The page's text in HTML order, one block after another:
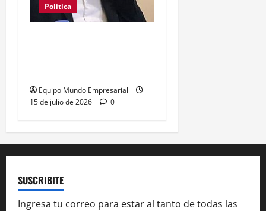
Política
Equipo Mundo Empresarial
15 de julio de 2026
0
SUSCRIBITE
Ingresa tu correo para estar al tanto de todas las